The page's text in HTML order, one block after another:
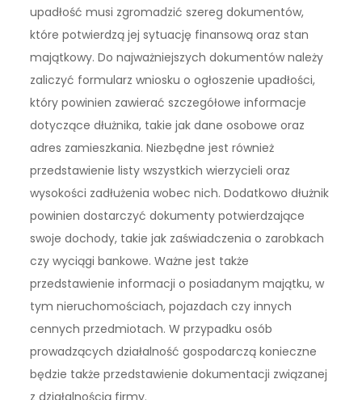
upadłość musi zgromadzić szereg dokumentów,
które potwierdzą jej sytuację finansową oraz stan
majątkowy. Do najważniejszych dokumentów należy
zaliczyć formularz wniosku o ogłoszenie upadłości,
który powinien zawierać szczegółowe informacje
dotyczące dłużnika, takie jak dane osobowe oraz
adres zamieszkania. Niezbędne jest również
przedstawienie listy wszystkich wierzycieli oraz
wysokości zadłużenia wobec nich. Dodatkowo dłużnik
powinien dostarczyć dokumenty potwierdzające
swoje dochody, takie jak zaświadczenia o zarobkach
czy wyciągi bankowe. Ważne jest także
przedstawienie informacji o posiadanym majątku, w
tym nieruchomościach, pojazdach czy innych
cennych przedmiotach. W przypadku osób
prowadzących działalność gospodarczą konieczne
będzie także przedstawienie dokumentacji związanej
z działalnością firmy.